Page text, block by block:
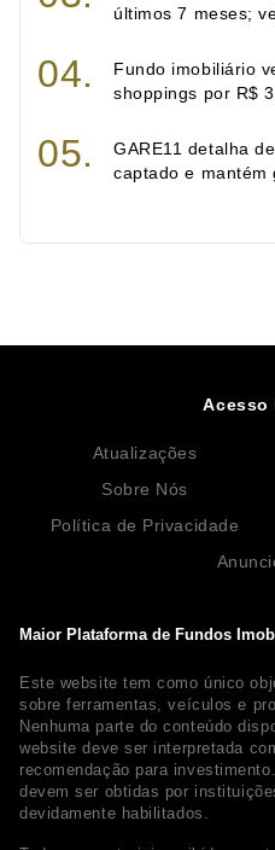
últimos 7 meses;
Fundo imobiliário
shoppings por R$
GARE11 detalha
captado e mantém
Maior Plataforma de Fundos
Este website tem como único
sobre ferramentas, veículos e
Nenhuma parte do conteúdo
website deve ser interpretada
recomendação para
devem ser obtidas por
devidamente habilitados.
Acesso
Atualizações
Sobre Nós
Política de Privacidade